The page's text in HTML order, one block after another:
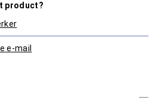
product?
e-mail